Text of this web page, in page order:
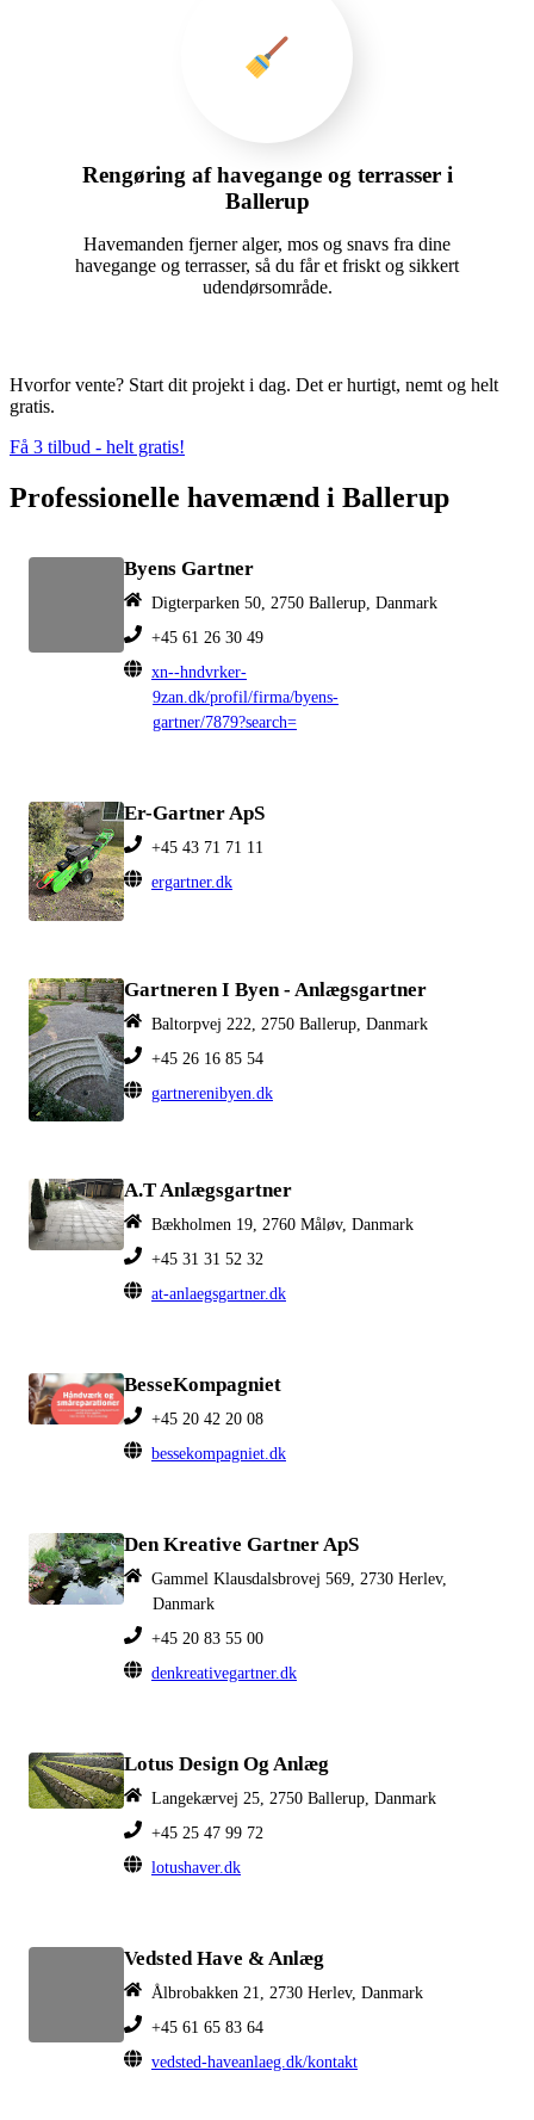
Rengøring af havegange og terrasser i
Ballerup
Havemanden fjerner alger, mos og snavs fra dine
havegange og terrasser, så du får et friskt og sikkert
udendørsområde.
Hvorfor vente? Start dit projekt i dag. Det er hurtigt, nemt og helt
gratis.
Få 3 tilbud - helt gratis!
Professionelle havemænd i Ballerup
Byens Gartner
Digterparken 50, 2750 Ballerup, Danmark
+45 61 26 30 49
xn--hndvrker-
9zan.dk/profil/firma/byens-
gartner/7879?search=
Er-Gartner ApS
+45 43 71 71 11
ergartner.dk
Gartneren I Byen - Anlægsgartner
Baltorpvej 222, 2750 Ballerup, Danmark
+45 26 16 85 54
gartnerenibyen.dk
A.T Anlægsgartner
Bækholmen 19, 2760 Måløv, Danmark
+45 31 31 52 32
at-anlaegsgartner.dk
BesseKompagniet
+45 20 42 20 08
bessekompagniet.dk
Den Kreative Gartner ApS
Gammel Klausdalsbrovej 569, 2730 Herlev,
Danmark
+45 20 83 55 00
denkreativegartner.dk
Lotus Design Og Anlæg
Langekærvej 25, 2750 Ballerup, Danmark
+45 25 47 99 72
lotushaver.dk
Vedsted Have & Anlæg
Ålbrobakken 21, 2730 Herlev, Danmark
+45 61 65 83 64
vedsted-haveanlaeg.dk/kontakt